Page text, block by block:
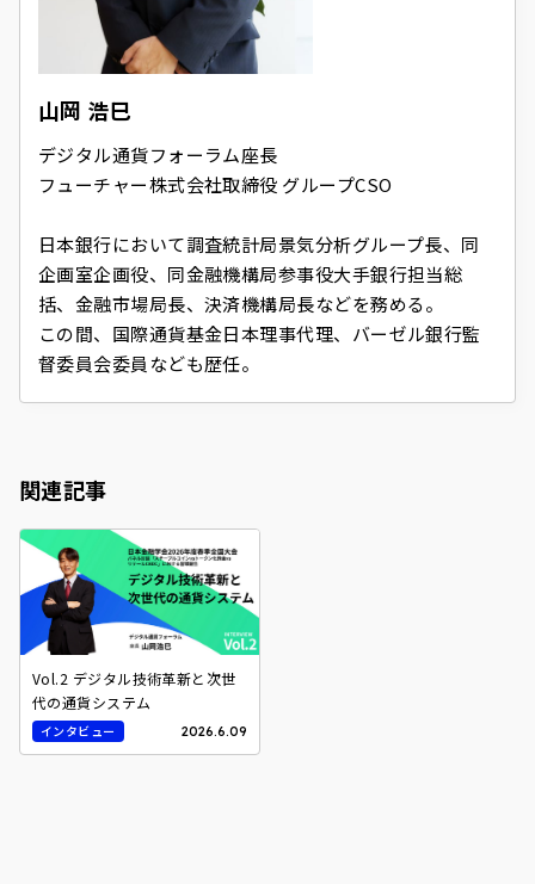
山岡 浩巳
デジタル通貨フォーラム座長
フューチャー株式会社取締役 グループCSO
日本銀行において調査統計局景気分析グループ長、同
企画室企画役、同金融機構局参事役大手銀行担当総
括、金融市場局長、決済機構局長などを務める。
この間、国際通貨基金日本理事代理、バーゼル銀行監
督委員会委員なども歴任。
関連記事
Vol.2 デジタル技術革新と次世
代の通貨システム
インタビュー 2026.6.09